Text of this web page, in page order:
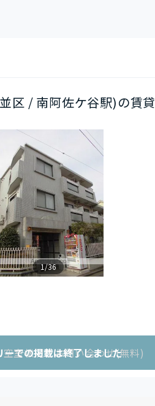
区 / 南阿佐ケ谷駅)の賃貸
1/36
室状況をお問い合わせ(無料)
ーでの掲載は終了しました